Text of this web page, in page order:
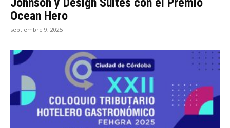
Ocean Hero
septiembre 9, 2025